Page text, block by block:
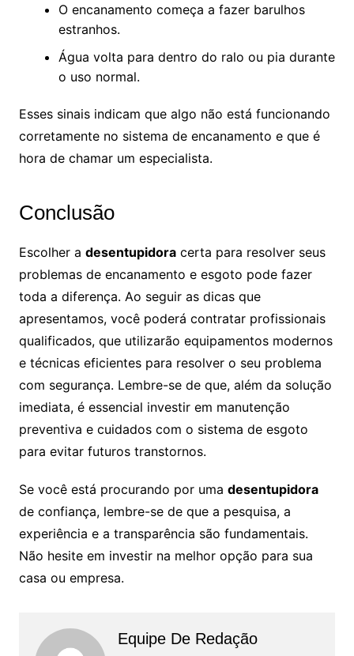
O encanamento começa a fazer barulhos
estranhos.
Água volta para dentro do ralo ou pia durante
o uso normal.
Esses sinais indicam que algo não está funcionando
corretamente no sistema de encanamento e que é
hora de chamar um especialista.
Conclusão
Escolher a desentupidoracerta para resolver seus
problemas de encanamento e esgoto pode fazer
toda a diferença. Ao seguir as dicas que
apresentamos, você poderá contratar profissionais
qualificados, que utilizarão equipamentos modernos
e técnicas eficientes para resolver o seu problema
com segurança. Lembre-se de que, além da solução
imediata, é essencial investir em manutenção
preventiva e cuidados com o sistema de esgoto
para evitar futuros transtornos.
Se você está procurando por uma desentupidora
de confiança, lembre-se de que a pesquisa, a
experiência e a transparência são fundamentais.
Não hesite em investir na melhor opção para sua
casa ou empresa.
Equipe De Redação